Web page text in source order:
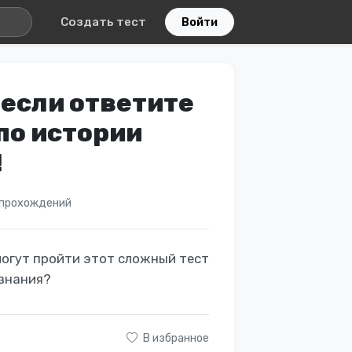
Создать тест Войти
ответите
истории
пройти этот сложный тест
В избранное